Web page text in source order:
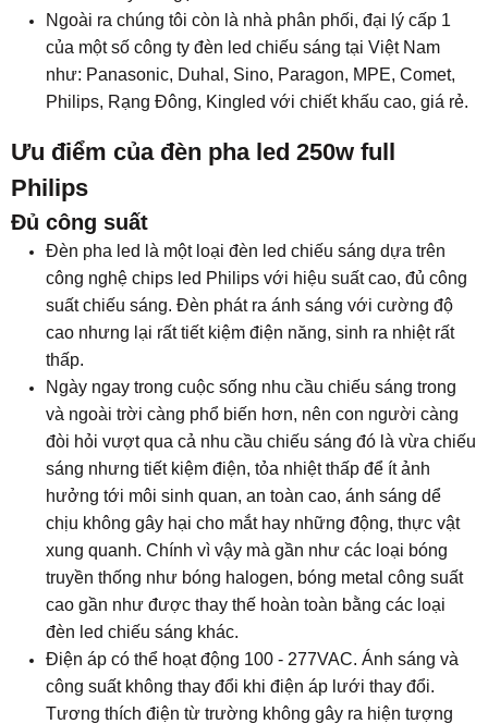
Ngoài ra chúng tôi còn là nhà phân phối, đại lý cấp 1
của một số công ty đèn led chiếu sáng tại Việt Nam
như: Panasonic, Duhal, Sino, Paragon, MPE, Comet,
Philips, Rạng Đông, Kingled với chiết khấu cao, giá rẻ.
Ưu điểm của đèn pha led 250w full
Philips
Đủ công suất
Đèn pha led là một loại đèn led chiếu sáng dựa trên
công nghệ chips led Philips với hiệu suất cao, đủ công
suất chiếu sáng. Đèn phát ra ánh sáng với cường độ
cao nhưng lại rất tiết kiệm điện năng, sinh ra nhiệt rất
thấp.
Ngày ngay trong cuộc sống nhu cầu chiếu sáng trong
và ngoài trời càng phổ biến hơn, nên con người càng
đòi hỏi vượt qua cả nhu cầu chiếu sáng đó là vừa chiếu
sáng nhưng tiết kiệm điện, tỏa nhiệt thấp để ít ảnh
hưởng tới môi sinh quan, an toàn cao, ánh sáng dể
chịu không gây hại cho mắt hay những động, thực vật
xung quanh. Chính vì vậy mà gần như các loại bóng
truyền thống như bóng halogen, bóng metal công suất
cao gần như được thay thế hoàn toàn bằng các loại
đèn led chiếu sáng khác.
Điện áp có thể hoạt động 100 - 277VAC. Ánh sáng và
công suất không thay đổi khi điện áp lưới thay đổi.
Tương thích điện từ trường không gây ra hiện tượng